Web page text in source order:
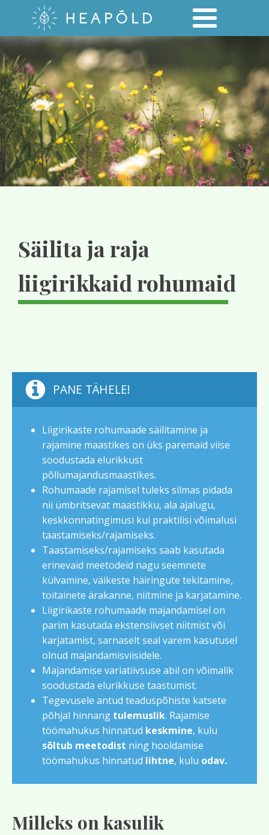
Säilita ja raja
liigirikkaid rohumaid
PANE TÄHELE!
Liigirikaste rohumaade säilitamine ja
rajamine maastikes on üks paremaid viise
soodustada elurikkust
põllumajandusmaastikes.
Rohumaade rajamisel tuleks silmas pidada
nii ümbritsevat maastikku, ala ajalugu,
keskkonnatingimusi kui praktilisi võimalusi
taastamiseks/rajamiseks.
Taastamiseks/rajamiseks saab kasutada
erinevaid meetodeid nagu seemnete
külvamine, väikeste häiringute tekitamine,
toitainete ärakanne, niitmine ja karjatamine.
Liigirikaste rohumaade majandamisel on
parim kasutada ekstensiivset niitmist või
karjatamist, sarnaselt seal varem kasutusel
olnud majandamisviisidele.
Majandamise variatiivsuse abil on võimalik
soodustada elurikkuse taastumist.
Tegevusele antud teaduspõhiste katsete
põhjal hinnang tulemuslik. Rajamise
töömahukus hinnatud keskmine, kulu
sõltub meetodist ning hooldamise
töömahukus hinnatud lihtne, kulu odav.
Milleks on kasulik